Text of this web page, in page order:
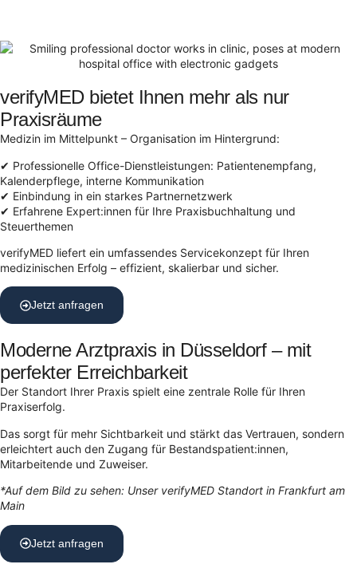
verifyMED bietet Ihnen mehr als nur
Praxisräume
Medizin im Mittelpunkt – Organisation im Hintergrund:
✔ Professionelle Office-Dienstleistungen: Patientenempfang,
Kalenderpflege, interne Kommunikation
✔ Einbindung in ein starkes Partnernetzwerk
✔ Erfahrene Expert:innen für Ihre Praxisbuchhaltung und
Steuerthemen
verifyMED liefert ein umfassendes Servicekonzept für Ihren
medizinischen Erfolg – effizient, skalierbar und sicher.
Jetzt anfragen
Moderne Arztpraxis in Düsseldorf – mit
perfekter Erreichbarkeit
Der Standort Ihrer Praxis spielt eine zentrale Rolle für Ihren
Praxiserfolg.
Das sorgt für mehr Sichtbarkeit und stärkt das Vertrauen, sondern
erleichtert auch den Zugang für Bestands­patient:innen,
Mitarbeitende und Zuweiser.
*Auf dem Bild zu sehen: Unser verifyMED Standort in Frankfurt am
Main
Jetzt anfragen